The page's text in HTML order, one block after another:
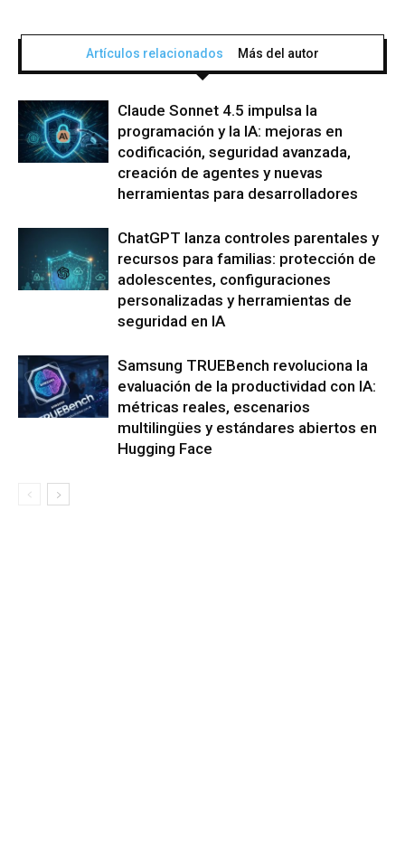
Artículos relacionados Más del autor
Claude Sonnet 4.5 impulsa la
programación y la IA: mejoras en
codificación, seguridad avanzada,
creación de agentes y nuevas
herramientas para desarrolladores
ChatGPT lanza controles parentales y
recursos para familias: protección de
adolescentes, configuraciones
personalizadas y herramientas de
seguridad en IA
Samsung TRUEBench revoluciona la
evaluación de la productividad con IA:
métricas reales, escenarios
multilingües y estándares abiertos en
Hugging Face